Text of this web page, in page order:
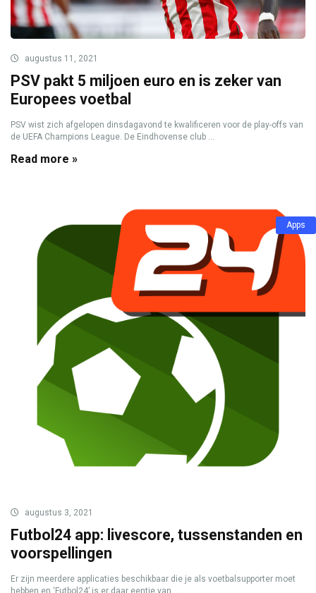
augustus 11, 2021
PSV pakt 5 miljoen euro en is zeker van
Europees voetbal
PSV wist zich afgelopen dinsdagavond te kwalificeren voor de play-offs van
de UEFA Champions League. De Eindhovense club ...
Read more »
Apps
augustus 3, 2021
Futbol24 app: livescore, tussenstanden en
voorspellingen
Er zijn meerdere applicaties beschikbaar die je als voetbalsupporter moet
hebben en ‘Futbol24’ is er daar eentje van. ...